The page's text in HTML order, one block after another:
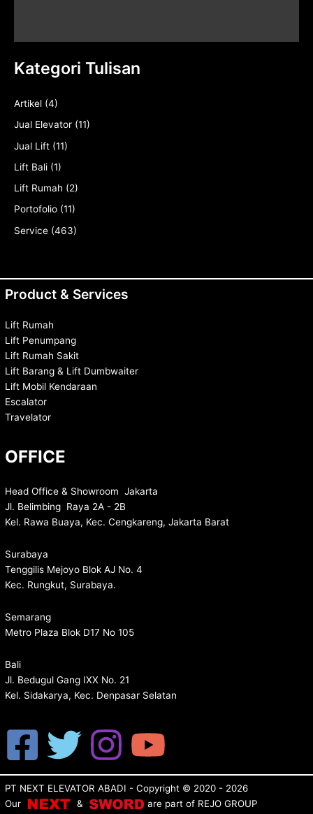
Kategori Tulisan
Artikel (4)
Jual Elevator (11)
Jual Lift (11)
Lift Bali (1)
Lift Rumah (2)
Portofolio (11)
Service (463)
Product & Services
Lift Rumah
Lift Penumpang
Lift Rumah Sakit
Lift Barang & Lift Dumbwaiter
Lift Mobil Kendaraan
Escalator
Travelator
OFFICE
Head Office & Showroom Jakarta
Jl. Belimbing Raya 2A - 2B
Kel. Rawa Buaya, Kec. Cengkareng, Jakarta Barat
Surabaya
Tenggilis Mejoyo Blok AJ No. 4
Kec. Rungkut, Surabaya.
Semarang
Metro Plaza Blok D17 No 105
Bali
Jl. Bedugul Gang IXX No. 21
Kel. Sidakarya, Kec. Denpasar Selatan
PT NEXT ELEVATOR ABADI - Copyright © 2020 - 2026
Our
& are part of REJO GROUP